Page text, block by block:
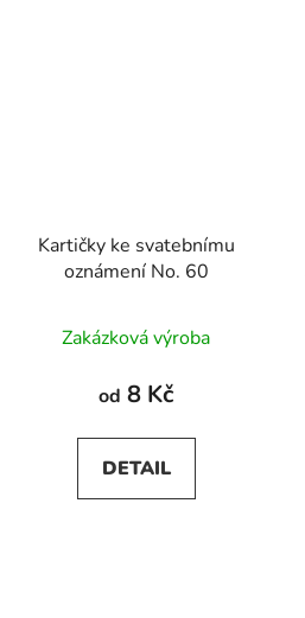
Kartičky ke svatebnímu
oznámení No. 60
Zakázková výroba
od 8 Kč
DETAIL